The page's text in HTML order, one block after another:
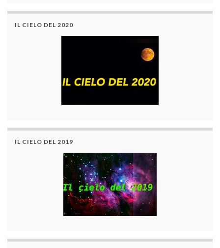
IL CIELO DEL 2020
IL CIELO DEL 2019